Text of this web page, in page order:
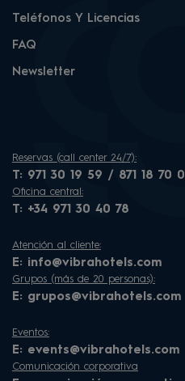
Teléfonos Y Licencias
FAQ
Newsletter
Reservas (call center 24/7):
T: 971 30 19 59 / 871 18 70 01
Oficina central:
T: +34 971 30 40 78
Atención al cliente:
E: info@vibrahotels.com
Grupos (más de 20 personas):
E: grupos@vibrahotels.com
Eventos:
E: events@vibrahotels.com
Comunicación corporativa